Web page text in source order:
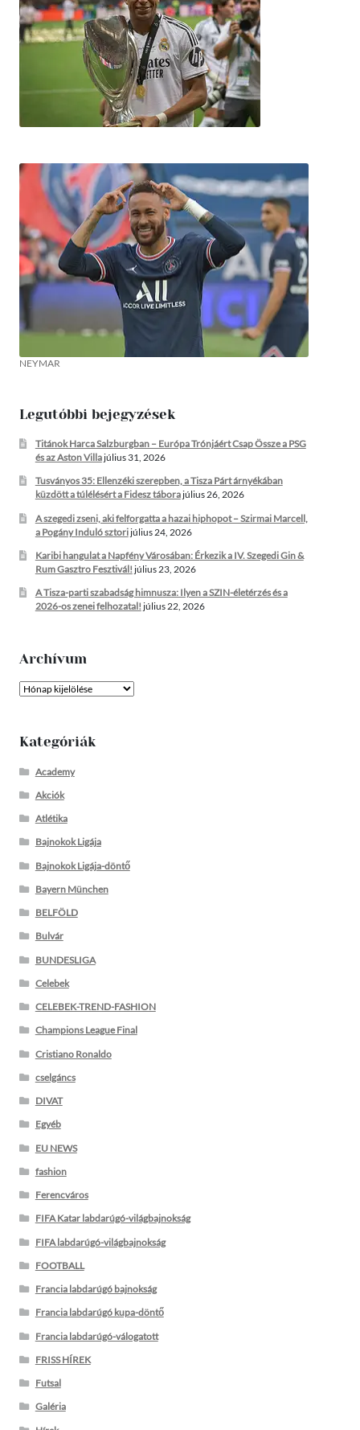
NEYMAR
Legutóbbi bejegyzések
Titánok Harca Salzburgban – Európa Trónjáért Csap Össze a PSG
és az Aston Villajúlius 31, 2026
Tusványos 35: Ellenzéki szerepben, a Tisza Párt árnyékában
küzdött a túlélésért a Fidesz táborajúlius 26, 2026
A szegedi zseni, aki felforgatta a hazai hiphopot – Szirmai Marcell,
a Pogány Induló sztorijúlius 24, 2026
Karibi hangulat a Napfény Városában: Érkezik a IV. Szegedi Gin &
Rum Gasztro Fesztivál! július 23, 2026
A Tisza-parti szabadság himnusza: Ilyen a SZIN-életérzés és a
2026-os zenei felhozatal! július 22, 2026
Archívum
Archívum
Kategóriák
Academy
Akciók
Atlétika
Bajnokok Ligája
Bajnokok Ligája-döntő
Bayern München
BELFÖLD
Bulvár
BUNDESLIGA
Celebek
CELEBEK-TREND-FASHION
Champions League Final
Cristiano Ronaldo
cselgáncs
DIVAT
Egyéb
EU NEWS
fashion
Ferencváros
FIFA Katar labdarúgó-világbajnokság
FIFA labdarúgó-világbajnokság
FOOTBALL
Francia labdarúgó bajnokság
Francia labdarúgó kupa-döntő
Francia labdarúgó-válogatott
FRISS HÍREK
Futsal
Galéria